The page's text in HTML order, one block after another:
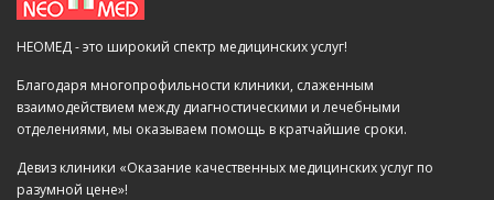
НЕОМЕД - это широкий спектр медицинских услуг!
Благодаря многопрофильности клиники, слаженным
взаимодействием между диагностическими и лечебными
отделениями, мы оказываем помощь в кратчайшие сроки.
Девиз клиники «Оказание качественных медицинских услуг по
разумной цене»!